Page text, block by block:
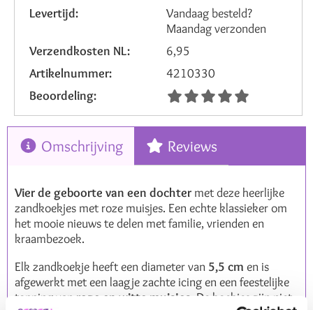
Levertijd:
Vandaag besteld?
Maandag verzonden
Verzendkosten NL:
6,95
Artikelnummer:
4210330
Beoordeling:
Omschrijving Reviews
Vier de geboorte van een dochter met deze heerlijke
zandkoekjes met roze muisjes. Een echte klassieker om
het mooie nieuws te delen met familie, vrienden en
kraambezoek.
Elk zandkoekje heeft een diameter van 5,5 cm en is
afgewerkt met een laagje zachte icing en een feestelijke
topping van roze en witte muisjes . De koekjes zijn niet